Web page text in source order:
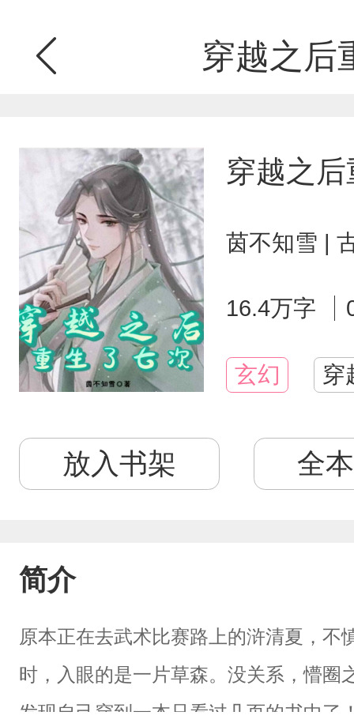
穿越之后
穿越之
茵不知雪 |
16.4万字
玄幻 穿
放入书架 全
简介
原本正在去武术比赛路上的浒清夏，不
时，入眼的是一片草森。没关系，懵圈
发现自己穿到一本只看过几页的书中了